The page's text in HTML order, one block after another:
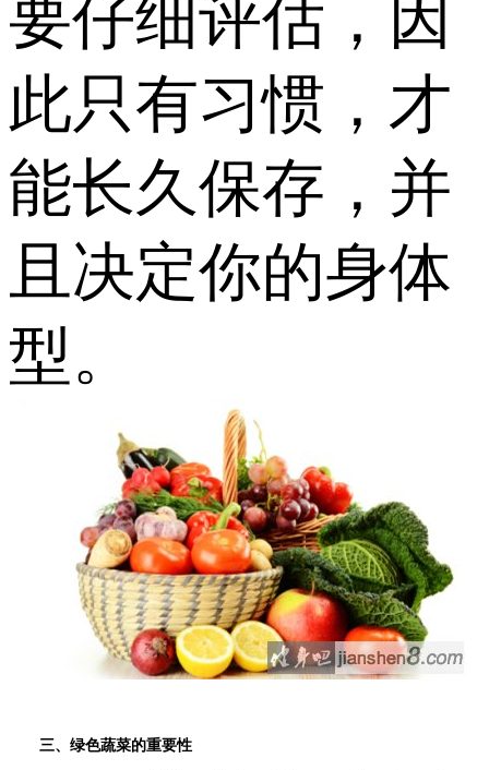
要仔细评估，因
此只有习惯，才
能长久保存，并
且决定你的身体
型。
三、绿色蔬菜的重要性